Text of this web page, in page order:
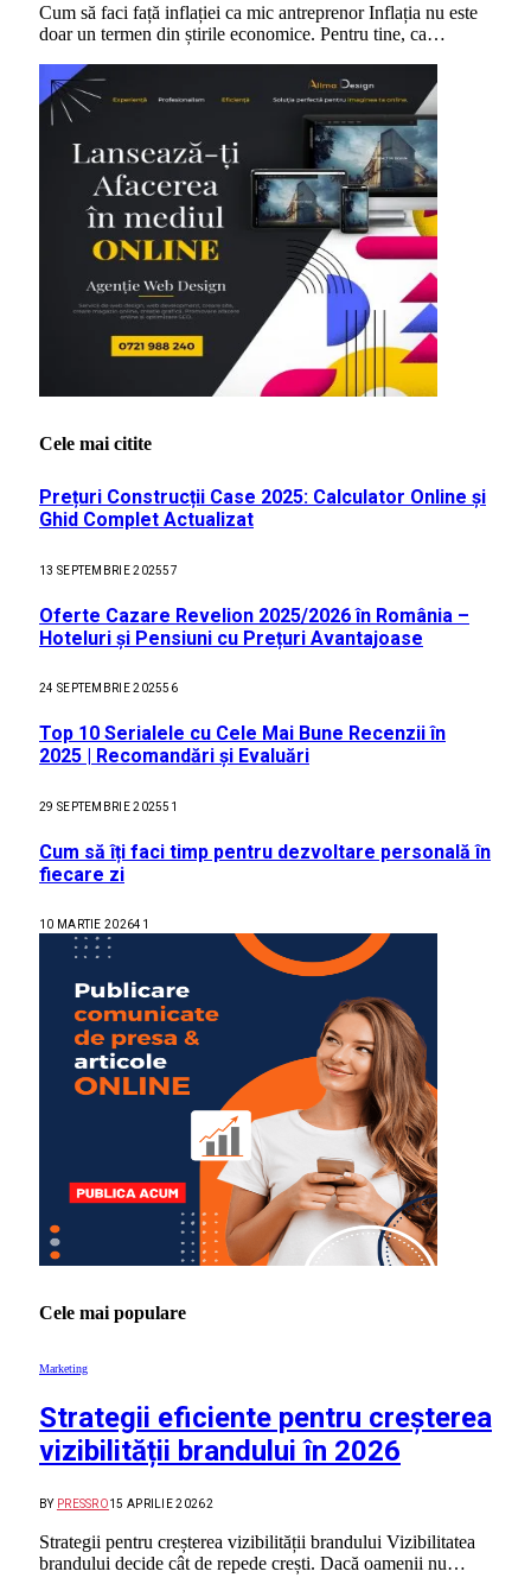
Cum să faci față inflației ca mic antreprenor Inflația nu este
doar un termen din știrile economice. Pentru tine, ca…
Cele mai citite
Prețuri Construcții Case 2025: Calculator Online și
Ghid Complet Actualizat
13 SEPTEMBRIE 202557
Oferte Cazare Revelion 2025/2026 în România –
Hoteluri și Pensiuni cu Prețuri Avantajoase
24 SEPTEMBRIE 202556
Top 10 Serialele cu Cele Mai Bune Recenzii în
2025 | Recomandări și Evaluări
29 SEPTEMBRIE 202551
Cum să îți faci timp pentru dezvoltare personală în
fiecare zi
10 MARTIE 202641
Cele mai populare
Marketing
Strategii eficiente pentru creșterea
vizibilității brandului în 2026
BY PRESSRO15 APRILIE 20262
Strategii pentru creșterea vizibilității brandului Vizibilitatea
brandului decide cât de repede crești. Dacă oamenii nu…